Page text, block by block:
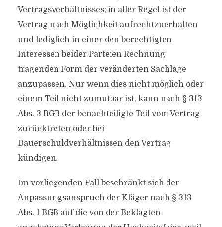
Vertragsverhältnisses; in aller Regel ist der
Vertrag nach Möglichkeit aufrechtzuerhalten
und lediglich in einer den berechtigten
Interessen beider Parteien Rechnung
tragenden Form der veränderten Sachlage
anzupassen. Nur wenn dies nicht möglich oder
einem Teil nicht zumutbar ist, kann nach § 313
Abs. 3 BGB der benachteiligte Teil vom Vertrag
zurücktreten oder bei
Dauerschuldverhältnissen den Vertrag
kündigen.
Im vorliegenden Fall beschränkt sich der
Anpassungsanspruch der Kläger nach § 313
Abs. 1 BGB auf die von der Beklagten